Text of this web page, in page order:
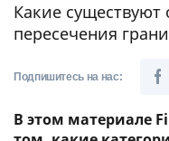
Какие существуют
пересечения
Подпишитесь на нас:
В этом материале